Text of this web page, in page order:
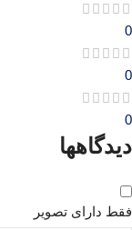
0
0
0
دیدگاهها
فقط دارای تصویر